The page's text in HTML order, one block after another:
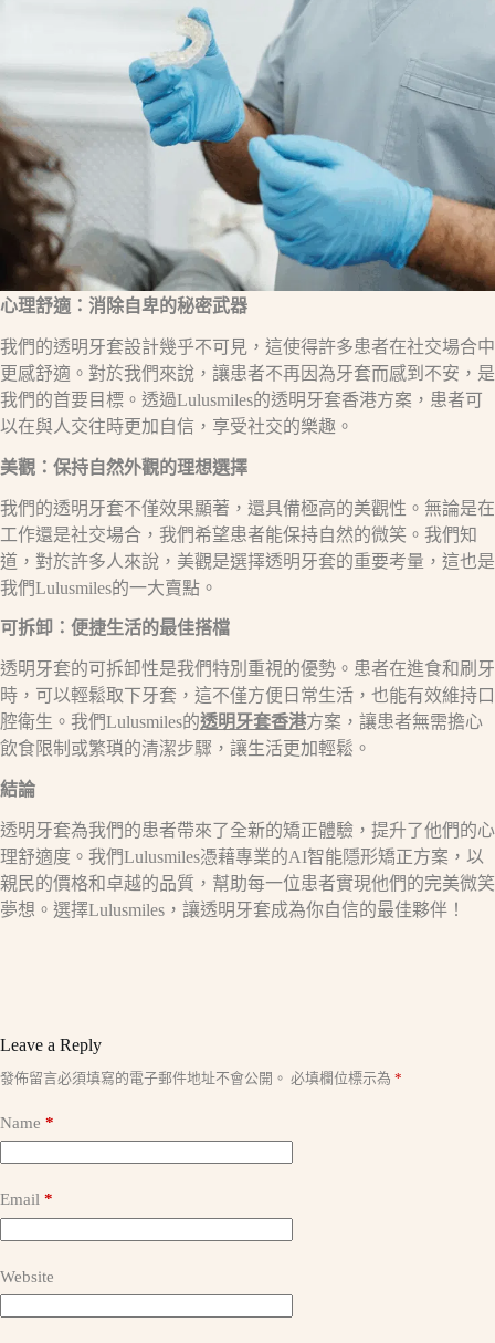
心理舒適：消除自卑的秘密武器
我們的透明牙套設計幾乎不可見，這使得許多患者在社交場合中
更感舒適。對於我們來說，讓患者不再因為牙套而感到不安，是
我們的首要目標。透過Lulusmiles的透明牙套香港方案，患者可
以在與人交往時更加自信，享受社交的樂趣。
美觀：保持自然外觀的理想選擇
我們的透明牙套不僅效果顯著，還具備極高的美觀性。無論是在
工作還是社交場合，我們希望患者能保持自然的微笑。我們知
道，對於許多人來說，美觀是選擇透明牙套的重要考量，這也是
我們Lulusmiles的一大賣點。
可拆卸：便捷生活的最佳搭檔
透明牙套的可拆卸性是我們特別重視的優勢。患者在進食和刷牙
時，可以輕鬆取下牙套，這不僅方便日常生活，也能有效維持口
腔衛生。我們Lulusmiles的透明牙套香港方案，讓患者無需擔心
飲食限制或繁瑣的清潔步驟，讓生活更加輕鬆。
結論
透明牙套為我們的患者帶來了全新的矯正體驗，提升了他們的心
理舒適度。我們Lulusmiles憑藉專業的AI智能隱形矯正方案，以
親民的價格和卓越的品質，幫助每一位患者實現他們的完美微笑
夢想。選擇Lulusmiles，讓透明牙套成為你自信的最佳夥伴！
Leave a Reply
發佈留言必須填寫的電子郵件地址不會公開。 必填欄位標示為 *
Name *
Email *
Website
A
t
a
t
e
: